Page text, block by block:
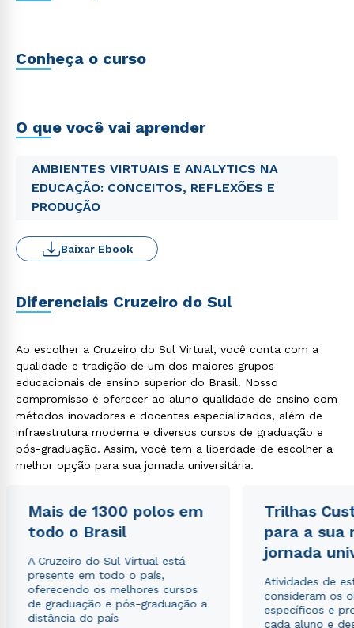
Conheça o curso
O que você vai aprender
AMBIENTES VIRTUAIS E ANALYTICS NA
EDUCAÇÃO: CONCEITOS, REFLEXÕES E
PRODUÇÃO
Baixar Ebook
Diferenciais Cruzeiro do Sul
Ao escolher a Cruzeiro do Sul Virtual, você conta com a
qualidade e tradição de um dos maiores grupos
educacionais de ensino superior do Brasil. Nosso
compromisso é oferecer ao aluno qualidade de ensino com
métodos inovadores e docentes especializados, além de
infraestrutura moderna e diversos cursos de graduação e
pós-graduação. Assim, você tem a liberdade de escolher a
melhor opção para sua jornada universitária.
Mais de 1300 polos em
todo o Brasil
A Cruzeiro do Sul Virtual está
presente em todo o país,
oferecendo os melhores cursos
de graduação e pós-graduação a
distância do país
Trilhas
para a sua
jornada
Atividades de
consideram os
específicos e
cada aluno e